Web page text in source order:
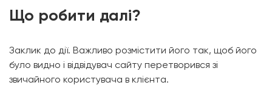
Що робити далі?
Заклик до дії. Важливо розмістити його так, щоб його
було видно і відвідувач сайту перетворився зі
звичайного користувача в клієнта.